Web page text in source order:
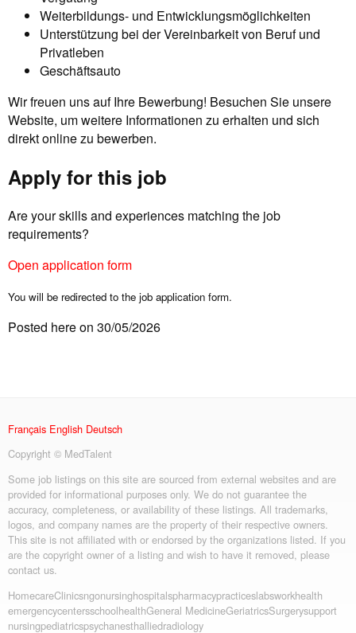
Weiterbildungs- und Entwicklungsmöglichkeiten
Unterstützung bei der Vereinbarkeit von Beruf und
Privatleben
Geschäftsauto
Wir freuen uns auf Ihre Bewerbung! Besuchen Sie unsere
Website, um weitere Informationen zu erhalten und sich
direkt online zu bewerben.
Apply for this job
Are your skills and experiences matching the job
requirements?
Open application form
You will be redirected to the job application form.
Posted here on 30/05/2026
Français English Deutsch
Copyright © MedTalent
Some job listings on this site are sourced from external websites and are
provided for informational purposes only. We do not guarantee the
accuracy, completeness, or availability of these listings. All trademarks,
logos, and company names are the property of their respective owners.
This site is not affiliated with or endorsed by the organizations listed. If you
are the copyright owner of a listing and wish to have it removed, please
contact us.
HomecareClinicsngonursinghospitalspharmacypracticeslabsworkhealth
emergencycentersschoolhealthGeneral MedicineGeriatricsSurgerysupport
nursingpediatricspsychanesthalliedradiology